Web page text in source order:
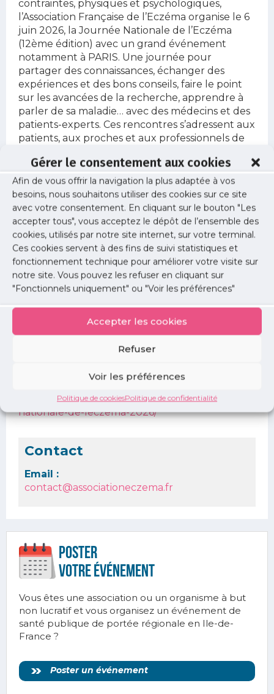
Gérer le consentement aux cookies
Afin de vous offrir la navigation la plus adaptée à vos
besoins, nous souhaitons utiliser des cookies sur ce site
avec votre consentement. En cliquant sur le bouton "Les
accepter tous", vous acceptez le dépôt de l’ensemble des
cookies, utilisés par notre site internet, sur votre terminal.
Ces cookies servent à des fins de suivi statistiques et
fonctionnement technique pour améliorer votre visite sur
notre site. Vous pouvez les refuser en cliquant sur
"Fonctionnels uniquement" ou "Voir les préférences"
Accepter les cookies
Refuser
Voir les préférences
Politique de cookiesPolitique de confidentialité
contraintes, physiques et psychologiques,
l’Association Française de l’Eczéma organise le 6
juin 2026, la Journée Nationale de l’Eczéma
(12ème édition) avec un grand événement
notamment à PARIS. Une journée pour
partager des connaissances, échanger des
expériences et des bons conseils, faire le point
sur les avancées de la recherche, apprendre à
parler de sa maladie… avec des médecins et des
patients-experts. Ces rencontres s’adressent aux
patients, aux proches et aux professionnels de
Programme détaillé et inscription (gratuit) via
https://www.associationeczema.fr/evenements/
nationale-de-leczema-2026/
Informations
Date :
samedi 06 juin 2026
Horaire :
9h15 à 15h30
Lieu :
CYCLONE LE STUDIO, 16-18 RUE VULPIAN,
https://www.associationeczema.fr/evenements/
nationale-de-leczema-2026/
Contact
Email :
contact@associationeczema.fr
Poster
votre ÉVÉnement
Vous êtes une association ou un organisme à but
non lucratif et vous organisez un événement de
santé publique de portée régionale en Ile-de-
France ?
Poster un événement